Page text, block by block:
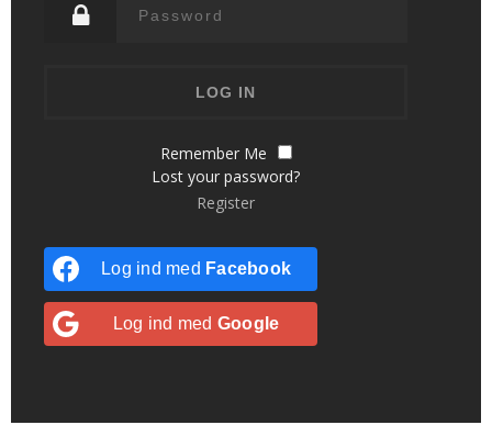
Remember Me
Lost your password?
Register
Log ind med Facebook
Log ind med Google